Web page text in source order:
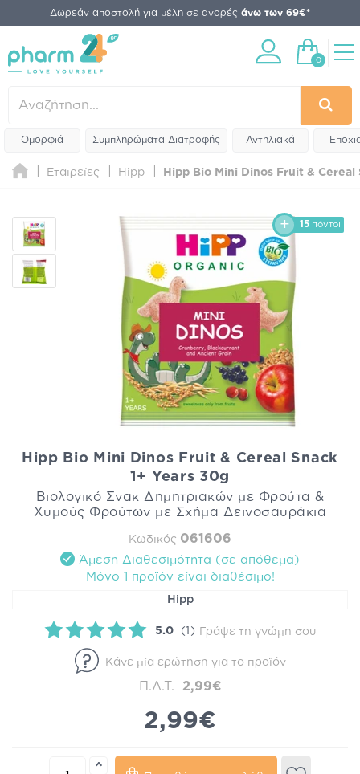
Δωρεάν αποστολή για μέλη σε αγορές άνω των 69€*
0
Ομορφιά Συμπληρώματα Διατροφής Αντηλιακά
Εταιρείες Hipp Hipp Bio Mini Dinos Fruit & Cereal
15 πόντοι
Hipp Bio Mini Dinos Fruit & Cereal Snack
1+ Years 30g
Βιολογικό Σνακ Δημητριακών με Φρούτα &
Χυμούς Φρούτων με Σχήμα Δεινοσαυράκια
Κωδικός 061606
Άμεση Διαθεσιμότητα (σε απόθεμα)
Mόνο 1 προϊόν είναι διαθέσιμo!
Hipp
5.0 (1) Γράψε τη γνώμη σου
Κάνε μία ερώτηση για το προϊόν
Π.Λ.Τ. 2,99€
2,99€